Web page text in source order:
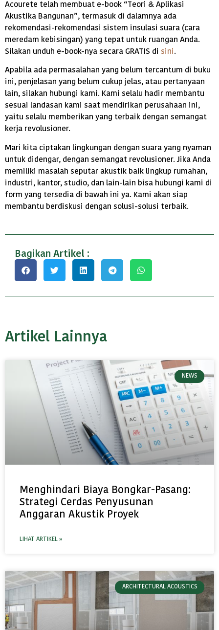
Acourete telah membuat e-book “Teori & Aplikasi
Akustika Bangunan”, termasuk di dalamnya ada
rekomendasi-rekomendasi sistem insulasi suara (cara
meredam kebisingan) yang tepat untuk ruangan Anda.
Silakan unduh e-book-nya secara GRATIS di sini.
Apabila ada permasalahan yang belum tercantum di buku
ini, penjelasan yang belum cukup jelas, atau pertanyaan
lain, silakan hubungi kami. Kami selalu hadir membantu
sesuai landasan kami saat mendirikan perusahaan ini,
yaitu selalu memberikan yang terbaik dengan semangat
kerja revolusioner.
Mari kita ciptakan lingkungan dengan suara yang nyaman
untuk didengar, dengan semangat revolusioner. Jika Anda
memiliki masalah seputar akustik baik lingkup rumahan,
industri, kantor, studio, dan lain-lain bisa hubungi kami di
form yang tersedia di bawah ini ya. Kami akan siap
membantu berdiskusi dengan solusi-solusi terbaik.
Bagikan Artikel :
Artikel Lainnya
NEWS
Menghindari Biaya Bongkar-Pasang:
Strategi Cerdas Penyusunan
Anggaran Akustik Proyek
LIHAT ARTIKEL »
ARCHITECTURAL ACOUSTICS